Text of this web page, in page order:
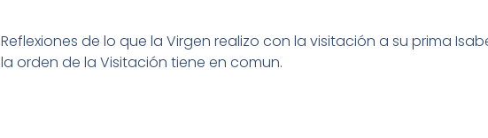
Reflexiones de lo que la Virgen realizo con la visitación a su prima
la orden de la Visitación tiene en comun.